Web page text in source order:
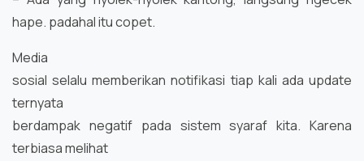
hape. padahal itu copet.
Media
sosial selalu memberikan notifikasi tiap kali ada update
ternyata
berdampak negatif pada sistem syaraf kita. Karena
terbiasa melihat